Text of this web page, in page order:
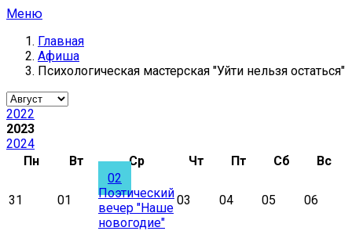
Меню
Главная
Афиша
Психологическая мастерская "Уйти нельзя остаться"
2022
2023
2024
Пн
Вт Ср Чт Пт Сб Вс
31 01
02
Поэтический
вечер "Наше
новогодие"
03 04 05 06